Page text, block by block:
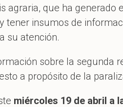
agraria, que ha
tener insumos de
su atención.
sobre la segunda
a propósito de la
miércoles 19 de abril a